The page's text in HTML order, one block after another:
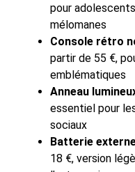
pour
mélomanes
Console rétro
partir de 55 €,
emblématiques
Anneau
essentiel pour
sociaux
Batterie
18 €, version